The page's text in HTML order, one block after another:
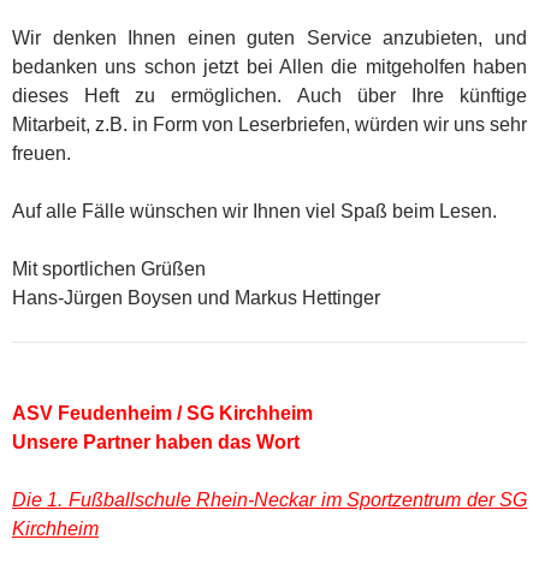
Wir denken Ihnen einen guten Service anzubieten, und
bedanken uns schon jetzt bei Allen die mitgeholfen haben
dieses Heft zu ermöglichen. Auch über Ihre künftige
Mitarbeit, z.B. in Form von Leserbriefen, würden wir uns sehr
freuen.
Auf alle Fälle wünschen wir Ihnen viel Spaß beim Lesen.
Mit sportlichen Grüßen
Hans-Jürgen Boysen und Markus Hettinger
ASV Feudenheim / SG Kirchheim
Unsere Partner haben das Wort
Die 1. Fußballschule Rhein-Neckar im Sportzentrum der SG
Kirchheim